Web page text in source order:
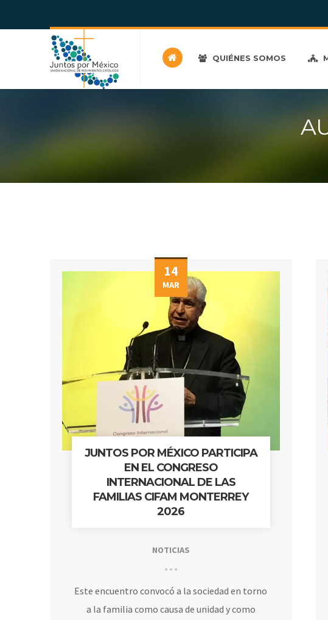
QUIÉNES SOMOS
14
MAR
JUNTOS POR MÉXICO PARTICIPA
EN EL CONGRESO
INTERNACIONAL DE LAS
FAMILIAS CIFAM MONTERREY
2026
NOTICIAS
Este encuentro convocó a la sociedad en torno
a la familia como causa de unidad y como